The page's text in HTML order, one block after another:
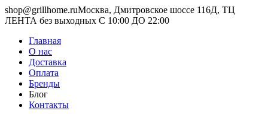
shop@grillhome.ruМосква, Дмитровское шоссе 116Д, ТЦ
ЛЕНТА без выходных С 10:00 ДО 22:00
Главная
О нас
Доставка
Оплата
Бренды
Блог
Контакты